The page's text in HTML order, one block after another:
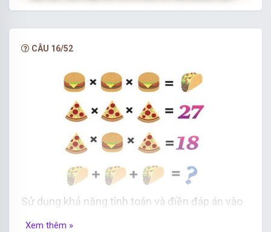
hạn.
CÂU 16/52
Sử dụng khả năng tính toán và điền đáp án vào
dấu hỏi chấm.
Xem thêm »